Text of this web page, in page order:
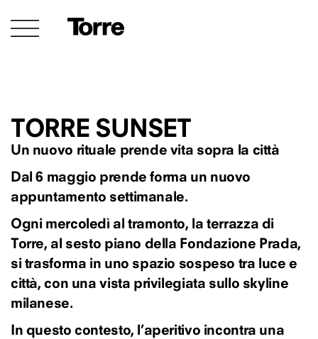
TORRE SUNSET
Un nuovo rituale prende vita sopra la città
Dal 6 maggio prende forma un nuovo
appuntamento settimanale.
Ogni mercoledì al tramonto, la terrazza di
Torre, al sesto piano della Fondazione Prada,
si trasforma in uno spazio sospeso tra luce e
città, con una vista privilegiata sullo skyline
milanese.
In questo contesto, l’aperitivo incontra una